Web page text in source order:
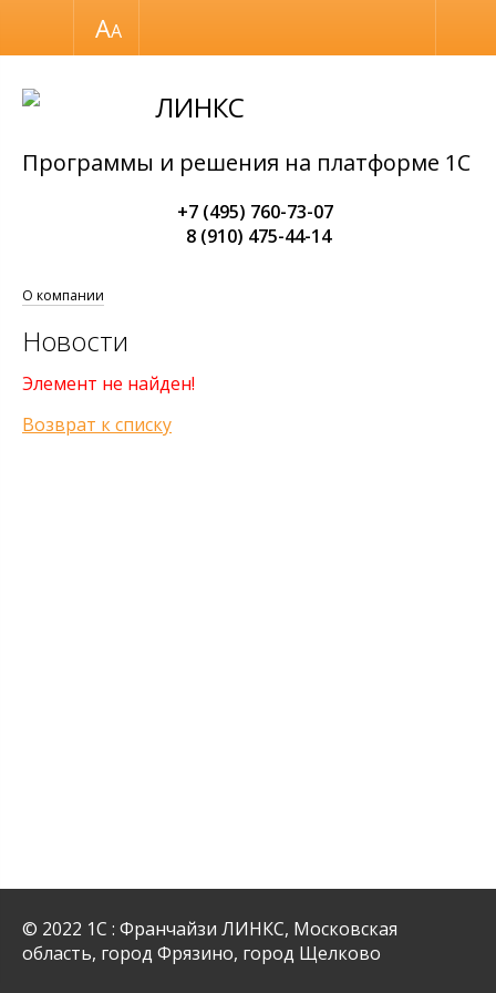
Размер шрифта
ЛИНКС
Программы и решения на платформе 1С
+7 (495) 760-73-07
8 (910) 475-44-14
О компании
Новости
Элемент не найден!
Возврат к списку
© 2022 1С : Франчайзи ЛИНКС, Московская
область, город Фрязино, город Щелково